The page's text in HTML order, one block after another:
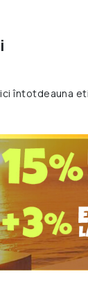
întotdeauna